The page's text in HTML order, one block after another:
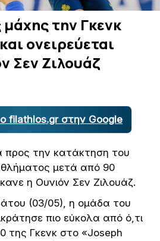
την Γκενκ
ονειρεύεται
Σεν Ζιλουάζ
filathlos.gr στην Google
προς την κατάκτηση του
μετά από 90
η Ουνιόν Σεν Ζιλουάζ.
(03/05), η ομάδα του
πιο εύκολα από ό,τι
0 της Γκενκ στο «Joseph